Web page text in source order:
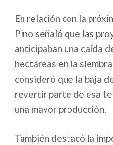
En relación con la
Pino señaló que las
anticipaban una caída
hectáreas en la
consideró que la baja
revertir parte de esa
una mayor producción.
También destacó la